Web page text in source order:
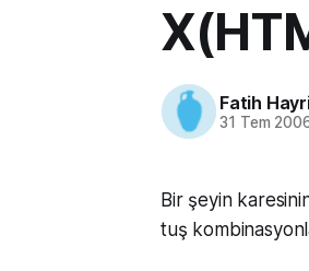
Fatih
31 Tem
Bir şeyin
tuş